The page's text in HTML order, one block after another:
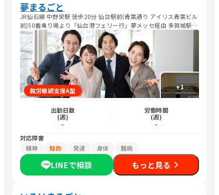
夢まるごと
JR仙石線 中野栄駅 徒歩20分 仙台駅前(青葉通り アイリス青葉ビル
前)50番乗り場より「仙台港フェリー行」夢メッセ経由 多賀城駅前
宮城交通「夢メッセみやぎ前行」
+1
就労継続支援A型
出勤日数
(週)
-
労働時間
(週)
-
対応障害
精神
知的 発達 身体 難病
LINEで相談 もっと見る